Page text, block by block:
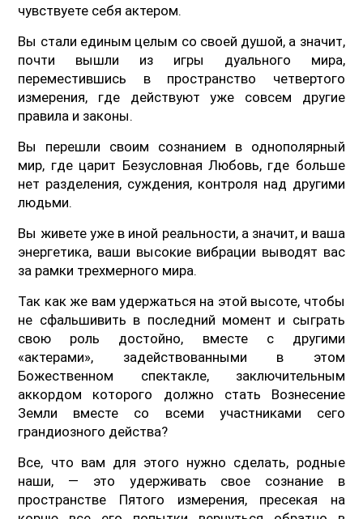
чувствуете себя актером.
Вы стали единым целым со своей душой, а значит,
почти вышли из игры дуального мира,
переместившись в пространство четвертого
измерения, где действуют уже совсем другие
правила и законы.
Вы перешли своим сознанием в однополярный
мир, где царит Безусловная Любовь, где больше
нет разделения, суждения, контроля над другими
людьми.
Вы живете уже в иной реальности, а значит, и ваша
энергетика, ваши высокие вибрации выводят вас
за рамки трехмерного мира.
Так как же вам удержаться на этой высоте, чтобы
не сфальшивить в последний момент и сыграть
свою роль достойно, вместе с другими
«актерами», задействованными в этом
Божественном спектакле, заключительным
аккордом которого должно стать Вознесение
Земли вместе со всеми участниками сего
грандиозного действа?
Все, что вам для этого нужно сделать, родные
наши, — это удерживать свое сознание в
пространстве Пятого измерения, пресекая на